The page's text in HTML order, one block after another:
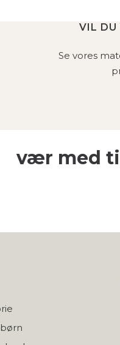
VIL DU
Se vores
vær med